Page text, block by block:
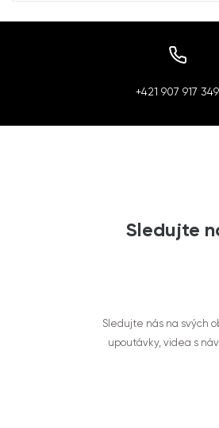
+421 907 917 349
Sledujte
Sledujte nás na svých
upoutávky, videa s